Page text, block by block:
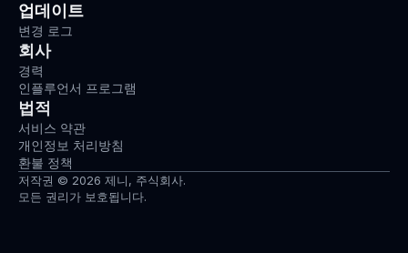
업데이트
변경 로그
회사
경력
인플루언서 프로그램
법적
서비스 약관
개인정보 처리방침
환불 정책
저작권 © 2026 제니, 주식회사.
모든 권리가 보호됩니다.